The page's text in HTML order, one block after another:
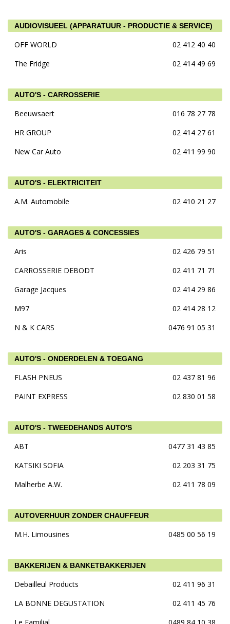
AUDIOVISUEEL (APPARATUUR - PRODUCTIE & SERVICE)
OFF WORLD
02 412 40 40
The Fridge
02 414 49 69
AUTO'S - CARROSSERIE
Beeuwsaert
016 78 27 78
HR GROUP
02 414 27 61
New Car Auto
02 411 99 90
AUTO'S - ELEKTRICITEIT
A.M. Automobile 02 410 21 27
AUTO'S - GARAGES & CONCESSIES
Aris
02 426 79 51
CARROSSERIE DEBODT
02 411 71 71
Garage Jacques
02 414 29 86
M97
02 414 28 12
N & K CARS
0476 91 05 31
AUTO'S - ONDERDELEN & TOEGANG
FLASH PNEUS
02 437 81 96
PAINT EXPRESS
02 830 01 58
AUTO'S - TWEEDEHANDS AUTO'S
ABT
0477 31 43 85
KATSIKI SOFIA
02 203 31 75
Malherbe A.W.
02 411 78 09
AUTOVERHUUR ZONDER CHAUFFEUR
M.H. Limousines 0485 00 56 19
BAKKERIJEN & BANKETBAKKERIJEN
Debailleul Products
02 411 96 31
LA BONNE DEGUSTATION
02 411 45 76